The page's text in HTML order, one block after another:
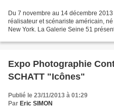
Du 7 novembre au 14 décembre
réalisateur et scénariste américain,
New York. La Galerie Seine 51
Expo Photographie
SCHATT "Icônes"
Publié le 23/11/2013 à 01:29
Par Eric SIMON